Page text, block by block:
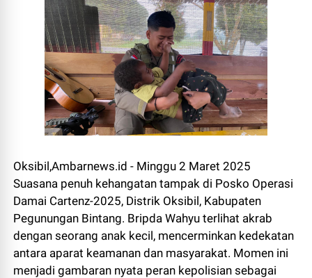
Oksibil,Ambarnews.id - Minggu 2 Maret 2025
Suasana penuh kehangatan tampak di Posko Operasi
Damai Cartenz-2025, Distrik Oksibil, Kabupaten
Pegunungan Bintang. Bripda Wahyu terlihat akrab
dengan seorang anak kecil, mencerminkan kedekatan
antara aparat keamanan dan masyarakat. Momen ini
menjadi gambaran nyata peran kepolisian sebagai